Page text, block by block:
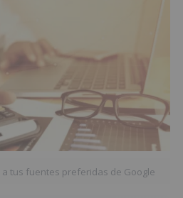
a tus fuentes preferidas de Google